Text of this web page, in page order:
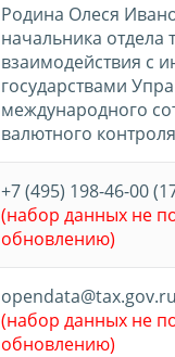
Родина Олеся
начальника отдела
взаимодействия с
государствами
международного
валютного
+7 (495) 198-46-00
(набор данных не
обновлению)
(набор данных не
обновлению)